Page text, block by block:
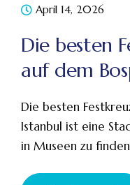
April 14, 2026
Die besten
auf dem
Die besten
Istanbul ist eine
in Museen zu